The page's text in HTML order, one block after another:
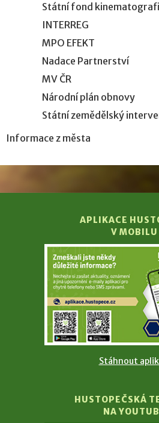
Státní fond
INTERREG
MPO EFEKT
Nadace Partnerství
MV ČR
Národní plán obnovy
Státní zemědělský
Informace z města
APLIKACE
V MOBILU
Stáhnout
HUSTOPEČSKÁ
NA